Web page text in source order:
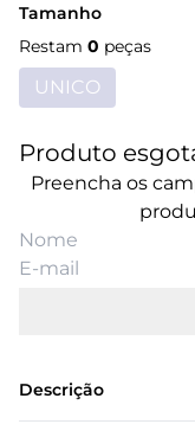
Tamanho
Restam 0 peças
UNICO
Produto
Preencha os
Descrição